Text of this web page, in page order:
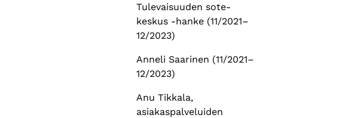
Tulevaisuuden sote-
keskus -hanke (11/2021–
12/2023)
Anneli Saarinen (11/2021–
12/2023)
Anu Tikkala,
asiakaspalveluiden